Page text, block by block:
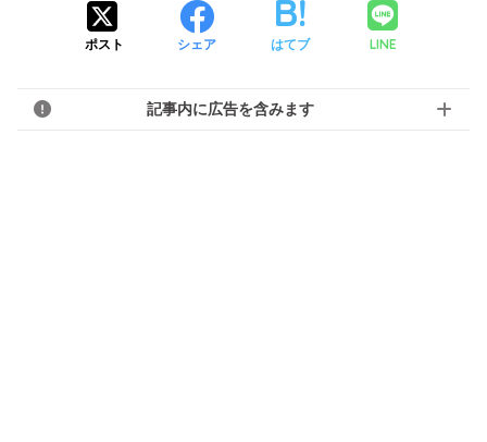
ポスト シェア はてブ LINE
記事内に広告を含みます